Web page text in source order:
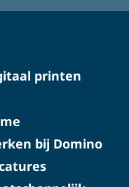
printen
bij Domino